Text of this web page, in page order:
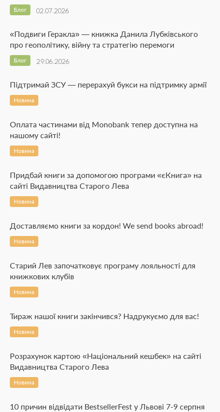
02.07.2026
Блог
«Подвиги Геракла» — книжка Данила Лубківського
про геополітику, війну та стратегію перемоги
29.06.2026
Блог
Підтримай ЗСУ — перерахуй букси на підтримку армії
Новина
Оплата частинами від Monobank тепер доступна на
нашому сайті!
Новина
Придбай книги за допомогою програми «єКнига» на
сайті Видавництва Старого Лева
Новина
Доставляємо книги за кордон! We send books abroad!
Новина
Старий Лев започатковує програму лояльності для
книжкових клубів
Новина
Тираж нашої книги закінчився? Надрукуємо для вас!
Новина
Розрахунок картою «Національний кешбек» на сайті
Видавництва Старого Лева
Новина
10 причин відвідати BestsellerFest у Львові 7-9 серпня